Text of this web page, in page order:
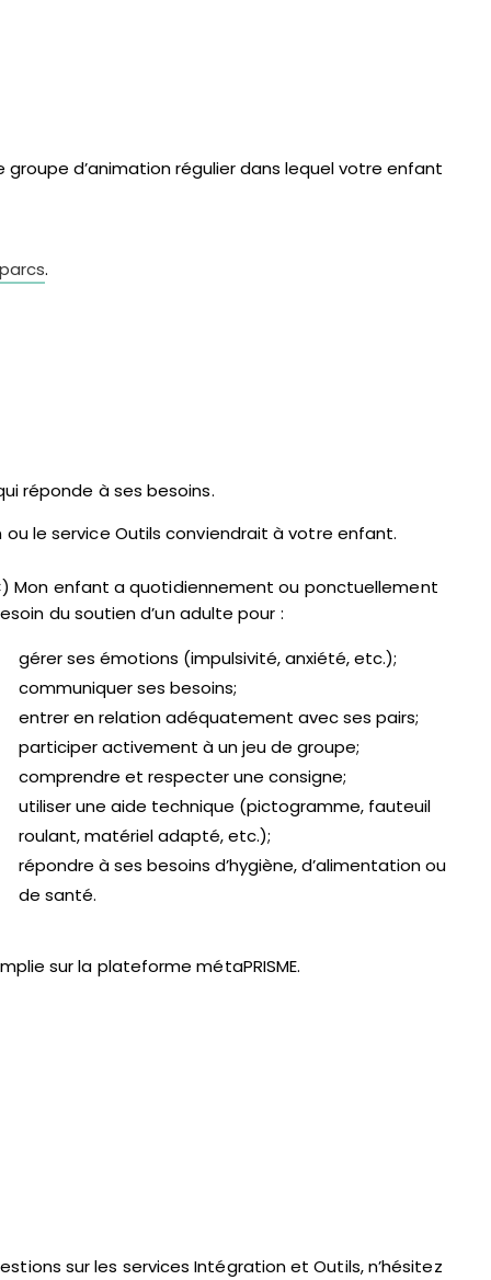
groupe d’animation régulier dans lequel votre enfant
.
réponde à ses besoins.
le service Outils conviendrait à votre enfant.
Mon enfant a quotidiennement ou ponctuellement
du soutien d’un adulte pour :
gérer ses émotions (impulsivité, anxiété, etc.);
communiquer ses besoins;
entrer en relation adéquatement avec ses pairs;
participer activement à un jeu de groupe;
comprendre et respecter une consigne;
utiliser une aide technique (pictogramme, fauteuil
roulant, matériel adapté, etc.);
répondre à ses besoins d’hygiène, d’alimentation ou
de santé.
sur la plateforme métaPRISME.
sur les services Intégration et Outils, n’hésitez